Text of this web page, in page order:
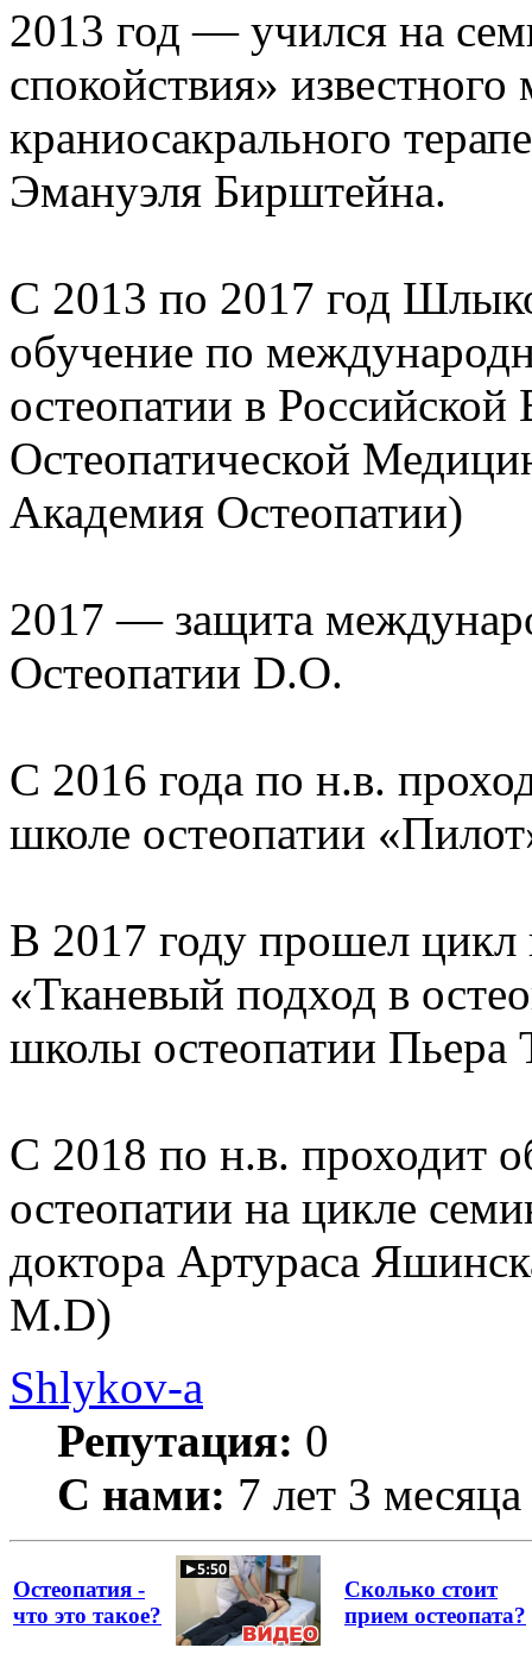
2013 год — учился на
спокойствия»
краниосакрального
Эмануэля Бирштейна.
С 2013 по 2017 год
обучение по
остеопатии в
Остеопатической
Академия Остеопатии)
2017 — защита
Остеопатии D.O.
С 2016 года по н.в.
школе остеопатии
В 2017 году прошел
«Тканевый подход в
школы остеопатии Пьера
С 2018 по н.в. проходит
остеопатии на цикле
доктора Артураса
M.D)
Shlykov-a
Репутация: 0
С нами: 7 лет 3 месяца
Остеопатия -
что это такое?
Сколько стоит
прием остеопата?